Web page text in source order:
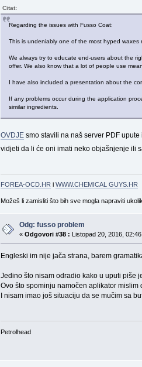
Citat:
Regarding the issues with Fusso Coat:
This is undeniably one of the most hyped
We always try to educate end-users about the
offer. We also know that a lot of people use
I have also included a presentation about the
If any problems occur during the application
similar ingredients.
OVDJEsmo stavili na naš server PDF
vidjeti da li će oni imati neko objašnjenje ili
FOREA-OCD.HR i WWW.CHEMICAL GUYS.HR
Možeš li zamisliti što bih sve mogla napraviti
Odg: fusso problem
«Odgovori #38 : Listopad 20, 2016,
Engleski im nije jača strana, barem
Jedino što nisam odradio kako u uputi piše
Ovo što spominju namočen aplikator
I nisam imao još situaciju da se mučim sa
Petrolhead